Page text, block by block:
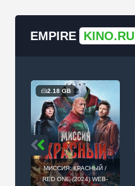
EMPIRE KINO.RU
2.18 GB
МИССИЯ: КРАСНЫЙ /
RED ONE (2024) WEB-